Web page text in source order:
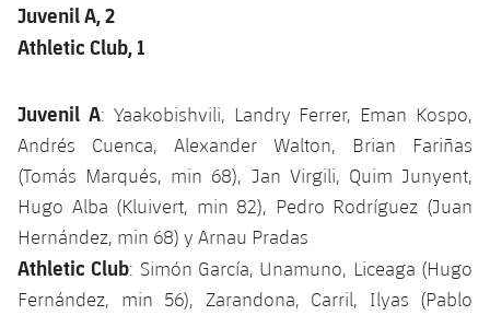
Fotos
VALORANT Game Changers
Juvenil A, 2
Athletic Club, 1
Juvenil A: Yaakobishvili, Landry Ferrer, Eman Kospo,
Andrés Cuenca, Alexander Walton, Brian Fariñas
(Tomás Marqués, min 68), Jan Virgili, Quim Junyent,
Hugo Alba (Kluivert, min 82), Pedro Rodríguez (Juan
Hernández, min 68) y Arnau Pradas
Athletic Club: Simón García, Unamuno, Liceaga (Hugo
Fernández, min 56), Zarandona, Carril, Ilyas (Pablo